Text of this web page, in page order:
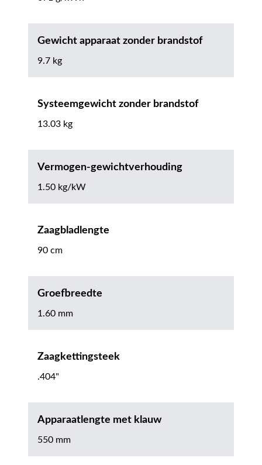
Gewicht apparaat zonder brandstof
9.7 kg
Systeemgewicht zonder brandstof
13.03 kg
Vermogen-gewichtverhouding
1.50 kg/kW
Zaagbladlengte
90 cm
Groefbreedte
1.60 mm
Zaagkettingsteek
.404"
Apparaatlengte met klauw
550 mm